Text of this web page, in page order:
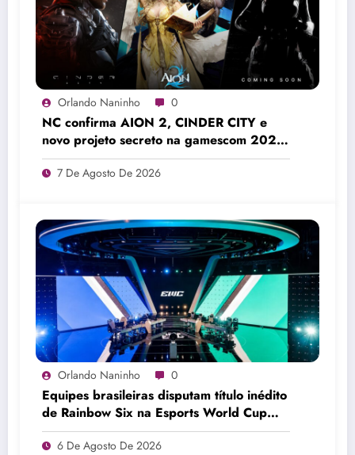
Orlando Naninho 0
NC confirma AION 2, CINDER CITY e
novo projeto secreto na gamescom 2026
Colônia
7 De Agosto De 2026
Orlando Naninho 0
Equipes brasileiras disputam título inédito
de Rainbow Six na Esports World Cup
2026
6 De Agosto De 2026